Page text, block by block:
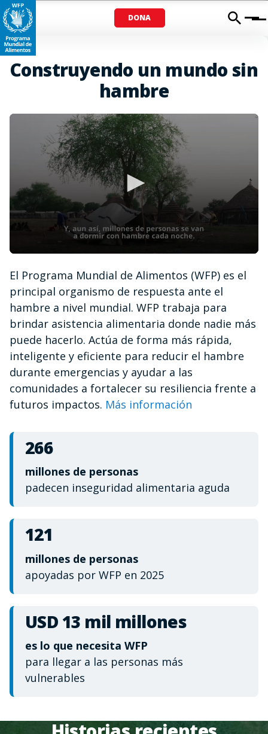
DONA Menu
Construyendo un mundo sin
hambre
of
minute,
12
seconds
El Programa Mundial de Alimentos (WFP) es el
principal organismo de respuesta ante el
hambre a nivel mundial. WFP trabaja para
brindar asistencia alimentaria donde nadie más
puede hacerlo. Actúa de forma más rápida,
inteligente y eficiente para reducir el hambre
durante emergencias y ayudar a las
comunidades a fortalecer su resiliencia frente a
futuros impactos. Más información
266
millones de personas
padecen inseguridad alimentaria aguda
121
millones de personas
apoyadas por WFP en 2025
USD 13 mil millones
es lo que necesita WFP
para llegar a las personas más
vulnerables